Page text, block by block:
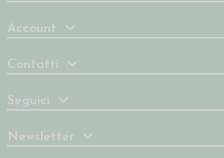
Account
Contatti
Seguici
Newsletter